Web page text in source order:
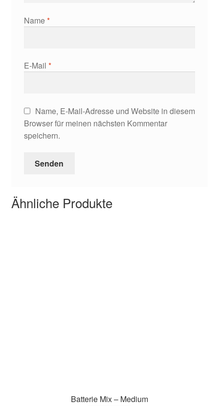
Name*
E-Mail *
Name, E-Mail-Adresse und Website in diesem
Browser für meinen nächsten Kommentar
speichern.
Ähnliche Produkte
Batterie Mix – Medium